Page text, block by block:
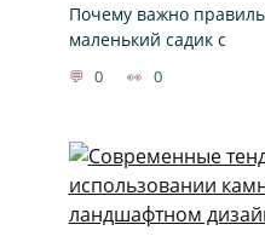
Почему важно
маленький садик с
0 0